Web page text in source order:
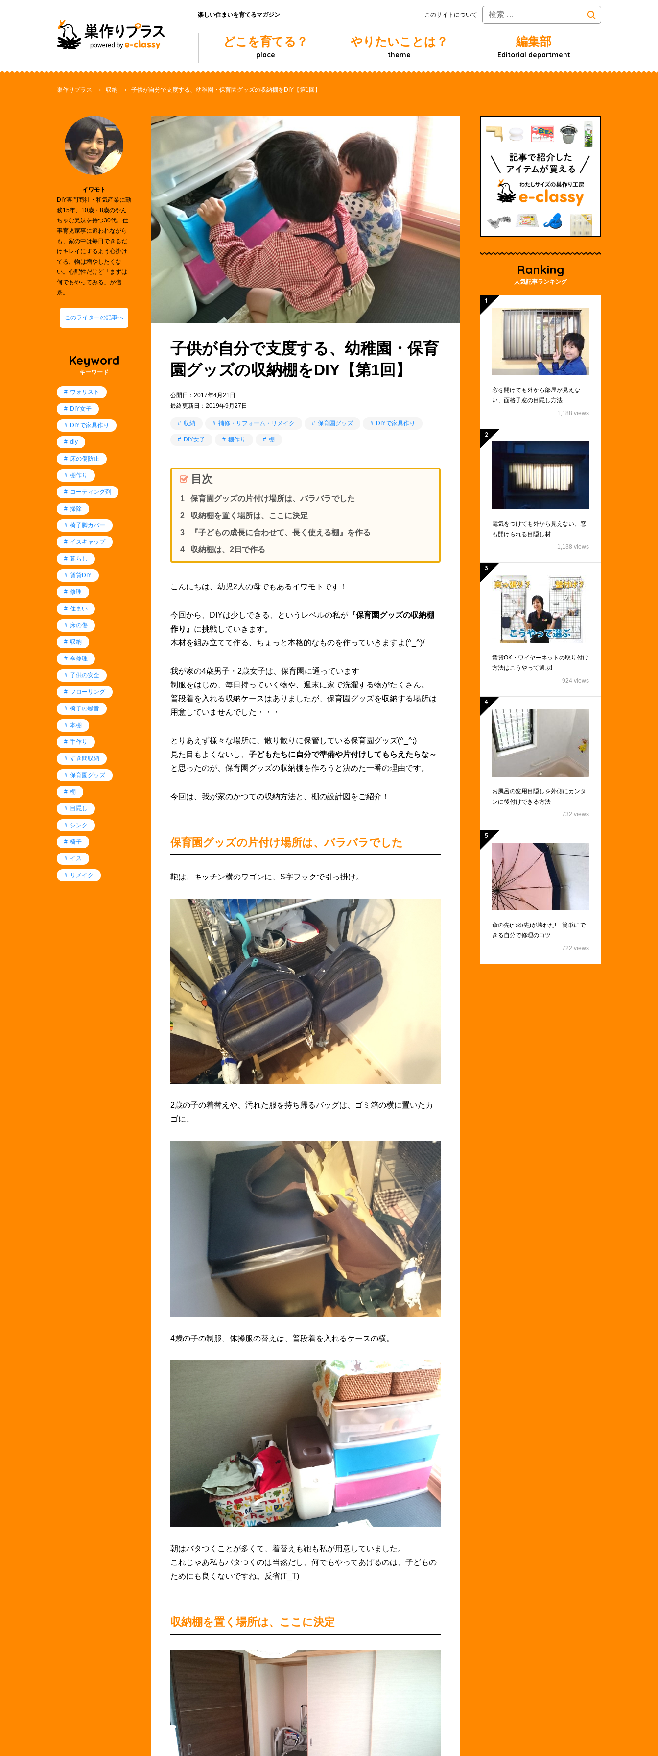
楽しい住まいを育てるマガジン このサイトについて
どこを育てる？
place
やりたいことは？
theme
編集部
Editorial department
巣作りプラス 収納 子供が自分で支度する、幼稚園・保育園グッズの収納棚をDIY【第1回】
子供が自分で支度する、幼稚園・保育
園グッズの収納棚をDIY【第1回】
公開日：2017年4月21日
最終更新日：2019年9月27日
収納 補修・リフォーム・リメイク 保育園グッズ DIYで家具作り
DIY女子 棚作り 棚
目次
保育園グッズの片付け場所は、バラバラでした
収納棚を置く場所は、ここに決定
『子どもの成長に合わせて、長く使える棚』を作る
収納棚は、2日で作る
こんにちは、幼児2人の母でもあるイワモトです！
今回から、DIYは少しできる、というレベルの私が 『保育園グッズの収納棚
作り』 に挑戦していきます。
木材を組み立てて作る、ちょっと本格的なものを作っていきますよ(^_^)/
我が家の4歳男子・2歳女子は、保育園に通っています
制服をはじめ、毎日持っていく物や、週末に家で洗濯する物がたくさん。
普段着を入れる収納ケースはありましたが、保育園グッズを収納する場所は
用意していませんでした・・・
とりあえず様々な場所に、散り散りに保管している保育園グッズ(^_^;)
見た目もよくないし、 子どもたちに自分で準備や片付けしてもらえたらな～
と思ったのが、保育園グッズの収納棚を作ろうと決めた一番の理由です。
今回は、我が家のかつての収納方法と、棚の設計図をご紹介！
保育園グッズの片付け場所は、バラバラでした
鞄は、キッチン横のワゴンに、S字フックで引っ掛け。
2歳の子の着替えや、汚れた服を持ち帰るバッグは、ゴミ箱の横に置いたカ
ゴに。
4歳の子の制服、体操服の替えは、普段着を入れるケースの横。
朝はバタつくことが多くて、着替えも鞄も私が用意していました。
これじゃあ私もバタつくのは当然だし、何でもやってあげるのは、子どもの
ためにも良くないですね。反省(T_T)
収納棚を置く場所は、ここに決定
イワモト
DIY専門商社・和気産業に勤
務15年、10歳・8歳のやん
ちゃな兄妹を持つ30代。仕
事育児家事に追われながら
も、家の中は毎日できるだ
けキレイにするよう心掛け
てる。物は増やしたくな
い。心配性だけど「まずは
何でもやってみる」が信
条。
このライターの記事へ
Keyword
キーワード
ウォリスト
DIY女子
DIYで家具作り
diy
床の傷防止
棚作り
コーティング剤
掃除
椅子脚カバー
イスキャップ
暮らし
賃貸DIY
修理
住まい
床の傷
収納
傘修理
子供の安全
フローリング
椅子の騒音
本棚
手作り
すき間収納
保育園グッズ
棚
目隠し
シンク
椅子
イス
リメイク
Ranking
人気記事ランキング
窓を開けても外から部屋が見えな
い、面格子窓の目隠し方法
1,188 views
電気をつけても外から見えない、窓
も開けられる目隠し材
1,138 views
賃貸OK・ワイヤーネットの取り付け
方法はこうやって選ぶ!
924 views
お風呂の窓用目隠しを外側にカンタ
ンに後付けできる方法
732 views
傘の先(つゆ先)が壊れた! 簡単にで
きる自分で修理のコツ
722 views